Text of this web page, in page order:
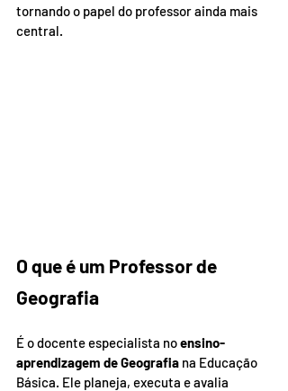
tornando o papel do professor ainda mais
central.
O que é um Professor de
Geografia
É o docente especialista no ensino-
aprendizagem de Geografia na Educação
Básica. Ele planeja, executa e avalia